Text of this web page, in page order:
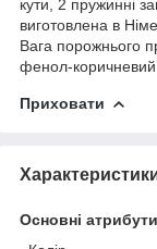
кути, 2 пружинні
виготовлена в
Вага порожнього
фенол-коричневий
Приховати
Основні атрибути